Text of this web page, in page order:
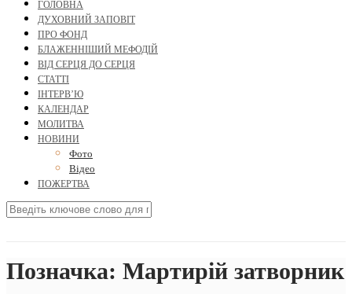
ГОЛОВНА
ДУХОВНИЙ ЗАПОВІТ
ПРО ФОНД
БЛАЖЕННІШИЙ МЕФОДІЙ
ВІД СЕРЦЯ ДО СЕРЦЯ
СТАТТІ
ІНТЕРВ’Ю
КАЛЕНДАР
МОЛИТВА
НОВИНИ
Фото
Відео
ПОЖЕРТВА
Позначка: Мартирій затворник